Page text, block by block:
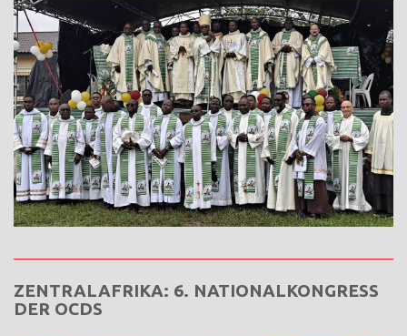
ZENTRALAFRIKA: 6. NATIONALKONGRESS
DER OCDS